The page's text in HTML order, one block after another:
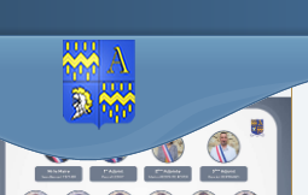
Accès lettres d'informations